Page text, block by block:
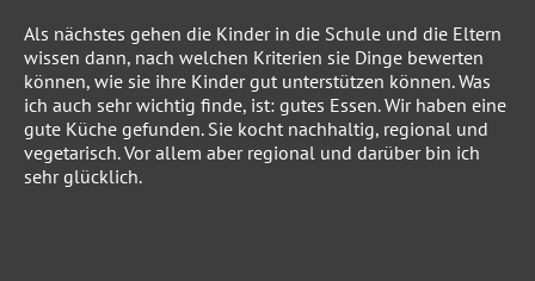
Als nächstes gehen die Kinder in die Schule und die Eltern
wissen dann, nach welchen Kriterien sie Dinge bewerten
können, wie sie ihre Kinder gut unterstützen können. Was
ich auch sehr wichtig finde, ist: gutes Essen. Wir haben eine
gute Küche gefunden. Sie kocht nachhaltig, regional und
vegetarisch. Vor allem aber regional und darüber bin ich
sehr glücklich.